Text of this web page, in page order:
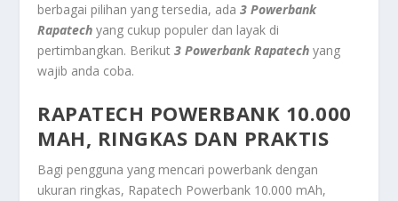
berbagai pilihan yang tersedia, ada3 Powerbank
Rapatech yang cukup populer dan layak di
pertimbangkan. Berikut3 Powerbank Rapatech yang
wajib anda coba.
RAPATECH POWERBANK 10.000
MAH, RINGKAS DAN PRAKTIS
Bagi pengguna yang mencari powerbank dengan
ukuran ringkas, Rapatech Powerbank 10.000 mAh,